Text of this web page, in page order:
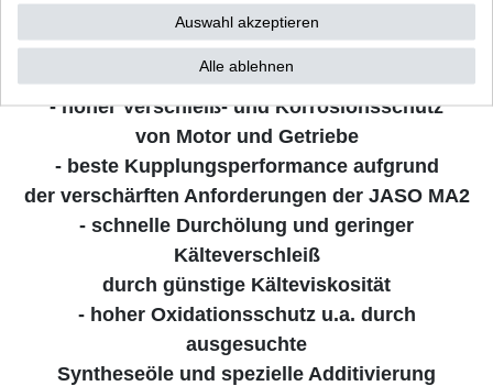
- stabiler Schmierfilm auch bei sehr heißem Öl
und sehr hohen Belastungen
- ausgesprochen scherstabil - „Stay-in-Grade“
- hoher Verschleiß- und Korrosionsschutz
von Motor und Getriebe
- beste Kupplungsperformance aufgrund
der verschärften Anforderungen der JASO MA2
- schnelle Durchölung und geringer
Kälteverschleiß
durch günstige Kälteviskosität
- hoher Oxidationsschutz u.a. durch
ausgesuchte
Syntheseöle und spezielle Additivierung
Auswahl akzeptieren
Alle ablehnen